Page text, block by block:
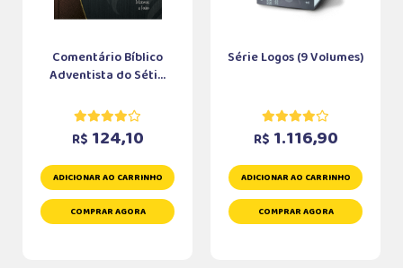
Comentário Bíblico
Adventista do Séti...
R$ 124,10
ADICIONAR AO CARRINHO
COMPRAR AGORA
Série Logos (9 Volumes)
R$ 1.116,90
ADICIONAR AO CARRINHO
COMPRAR AGORA